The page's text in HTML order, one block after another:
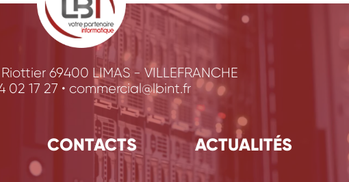
69400 LIMAS - VILLEFRANCHE
02 17 27 • commercial@lbint.fr
CONTACTS ACTUALITÉS